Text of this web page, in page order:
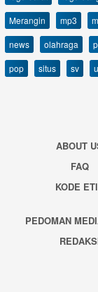
Merangin
mp3
news
olahraga
pop
situs sv
ABOUT
FAQ
KODE
PEDOMAN